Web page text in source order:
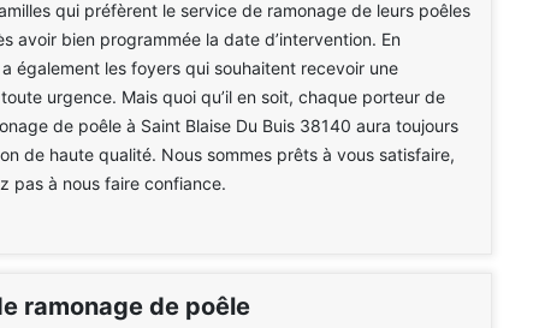
qui préfèrent le service de ramonage de leurs poêles
avoir bien programmée la date d’intervention. En
également les foyers qui souhaitent recevoir une
urgence. Mais quoi qu’il en soit, chaque porteur de
de poêle à Saint Blaise Du Buis 38140 aura toujours
de haute qualité. Nous sommes prêts à vous satisfaire,
pas à nous faire confiance.
ramonage de poêle